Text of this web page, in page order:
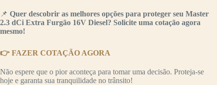
📌 Quer descobrir as melhores opções para proteger seu Master
2.3 dCi Extra Furgão 16V Diesel? Solicite uma cotação agora
mesmo!
👉 FAZER COTAÇÃO AGORA
Não espere que o pior aconteça para tomar uma decisão. Proteja-se
hoje e garanta sua tranquilidade no trânsito!